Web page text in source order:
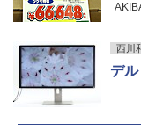
西川
デル